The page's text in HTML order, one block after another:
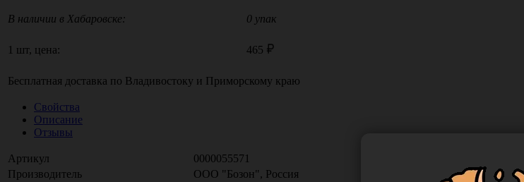
В наличии в Хабаровске: 0 упак
1 шт, цена: 465
Бесплатная доставка по Владивостоку и Приморскому краю
Свойства
Описание
Отзывы
Артикул
0000055571
Производитель
ООО "Бозон", Россия